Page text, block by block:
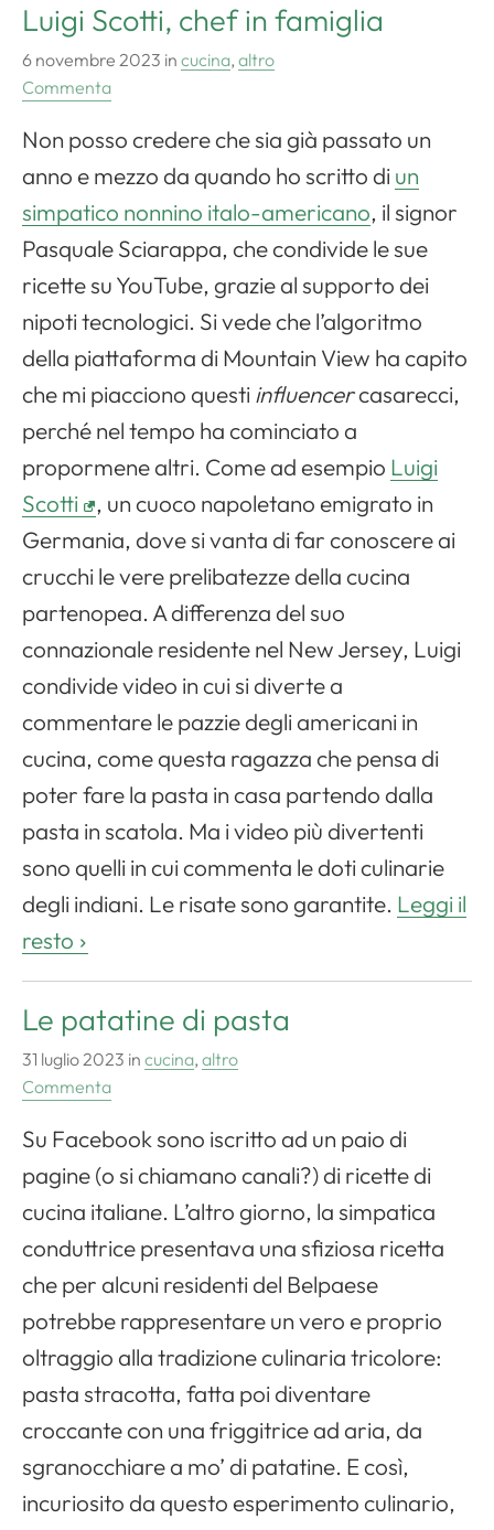
Luigi Scotti, chef in famiglia
6 novembre 2023 in cucina, altro
Commenta
Non posso credere che sia già passato un
anno e mezzo da quando ho scritto di un
simpatico nonnino italo-americano, il signor
Pasquale Sciarappa, che condivide le sue
ricette su YouTube, grazie al supporto dei
nipoti tecnologici. Si vede che l’algoritmo
della piattaforma di Mountain View ha capito
che mi piacciono questi influencercasarecci,
perché nel tempo ha cominciato a
propormene altri. Come ad esempio Luigi
Scotti
, un cuoco napoletano emigrato in
Germania, dove si vanta di far conoscere ai
crucchi le vere prelibatezze della cucina
partenopea. A differenza del suo
connazionale residente nel New Jersey, Luigi
condivide video in cui si diverte a
commentare le pazzie degli americani in
cucina, come questa ragazza che pensa di
poter fare la pasta in casa partendo dalla
pasta in scatola. Ma i video più divertenti
sono quelli in cui commenta le doti culinarie
degli indiani. Le risate sono garantite. Leggi il
resto
Le patatine di pasta
31 luglio 2023 in cucina, altro
Commenta
Su Facebook sono iscritto ad un paio di
pagine (o si chiamano canali?) di ricette di
cucina italiane. L’altro giorno, la simpatica
conduttrice presentava una sfiziosa ricetta
che per alcuni residenti del Belpaese
potrebbe rappresentare un vero e proprio
oltraggio alla tradizione culinaria tricolore:
pasta stracotta, fatta poi diventare
croccante con una friggitrice ad aria, da
sgranocchiare a mo’ di patatine. E così,
incuriosito da questo esperimento culinario,
Apri il menu di navigazione